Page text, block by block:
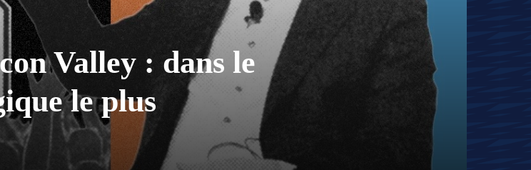
Valley : dans le
le plus